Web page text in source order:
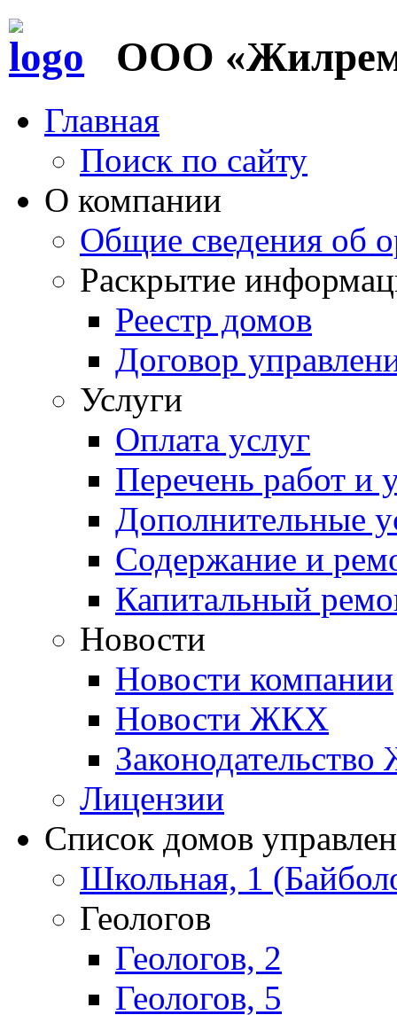
ООО
Главная
Поиск по сайту
О компании
Общие сведения об
Раскрытие
Реестр домов
Договор
Услуги
Оплата услуг
Перечень работ и
Дополнительные
Содержание и
Капитальный
Новости
Новости компании
Новости ЖКХ
Лицензии
Список домов
Школьная, 1
Геологов
Геологов, 2
Геологов, 5